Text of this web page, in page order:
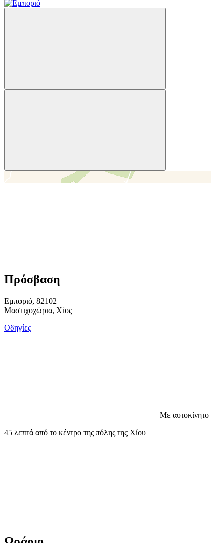
Πρόσβαση
Εμποριό, 82102
Μαστιχοχώρια, Χίος
Οδηγίες
Με αυτοκίνητο
45 λεπτά από το κέντρο της πόλης της Χίου